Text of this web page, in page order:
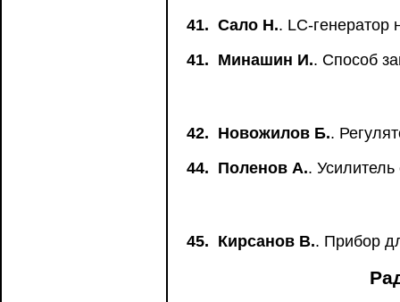
41. Сало Н.. LC-генератор
41. Минашин И.. Способ
42. Новожилов Б..
44. Поленов А..
45. Кирсанов В.. Прибор